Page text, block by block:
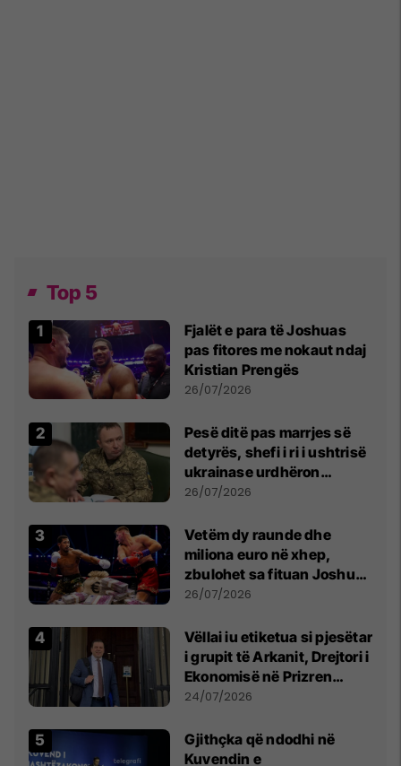
Top 5
Fjalët e para të Joshuas
pas fitores me nokaut ndaj
Kristian Prengës
26/07/2026
Pesë ditë pas marrjes së
detyrës, shefi i ri i ushtrisë
ukrainase urdhëron
kontroll të madh
26/07/2026
Vetëm dy raunde dhe
miliona euro në xhep,
zbulohet sa fituan Joshua
e Prenga
26/07/2026
Vëllai iu etiketua si pjesëtar
i grupit të Arkanit, Drejtori i
Ekonomisë në Prizren
mohon pretendimet
24/07/2026
Gjithçka që ndodhi në
Kuvendin e